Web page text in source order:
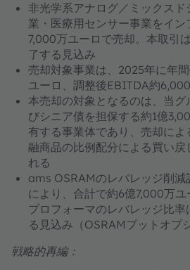
非光学系アナログ／ミックスド
業・医療用センサー事業をイ
7,000万ユーロで売却。本取引
了する見込み
売却対象事業は、2025年に年
ユーロ、調整後EBITDA約
本売却の対象となるのは、当グ
びシニア債を担保する約1億
有する事業体であり、売却に
融商品の比例配分による買い戻
れる
ams OSRAMのレバレッジ削減
により、合計で約6億7,000万ユ
プロフォーマのレバレッジ比率
る見込み（OSRAMプットオプ
戦略的再編：